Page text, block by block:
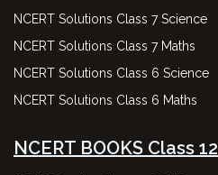
NCERT Solutions Class 7 Science
NCERT Solutions Class 7 Maths
NCERT Solutions Class 6 Science
NCERT Solutions Class 6 Maths
NCERT BOOKS Class 12